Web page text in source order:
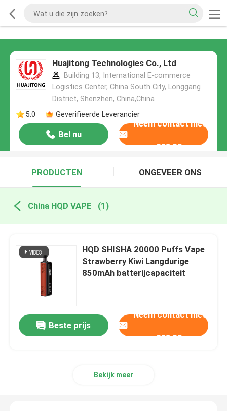
Huajitong Technologies Co., Ltd
Building 13, International E-commerce
Logistics Center, China South City, Longgang
District, Shenzhen, China,China
5.0
Geverifieerde Leverancier
Bel nu
Neem contact met
ons op
PRODUCTEN ONGEVEER ONS
China HQD VAPE (1)
HQD SHISHA 20000 Puffs Vape
Strawberry Kiwi Langdurige
850mAh batterijcapaciteit
Beste prijs
Neem contact met
ons op
Bekijk meer